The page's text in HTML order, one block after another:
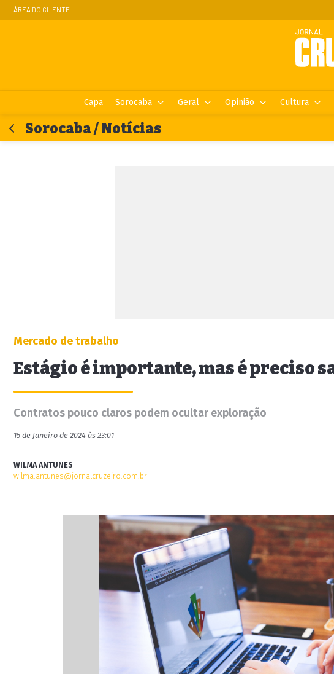
ÁREA DO CLIENTE
Capa Sorocaba Geral Opinião Cultura
Sorocaba / Notícias
Mercado de trabalho
Estágio é importante, mas é preciso
Contratos pouco claros podem ocultar exploração
15 de Janeiro de 2024 às 23:01
WILMA ANTUNES
wilma.antunes@jornalcruzeiro.com.br